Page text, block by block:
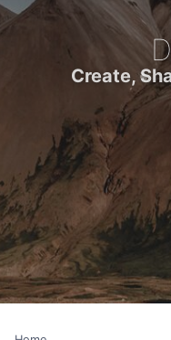
Create,